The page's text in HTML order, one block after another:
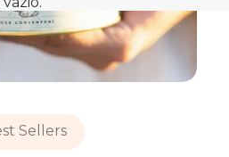
Sellers